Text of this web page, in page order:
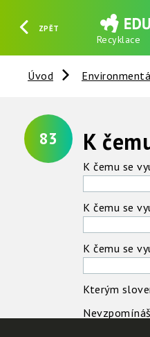
ZPĚT
Recyklace
HLEDAT
Úvod
83
K čemu se
K čemu se
K čemu se
Kterým